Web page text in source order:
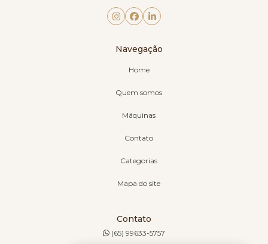
Navegação
Home
Quem somos
Máquinas
Contato
Categorias
Mapa do site
Contato
(65) 99633-5757